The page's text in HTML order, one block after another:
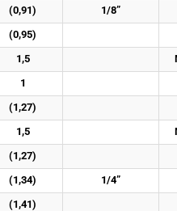
(0,91)
1/8”
(0,95)
1,5
1
(1,27)
1,5
(1,27)
(1,34)
1/4”
(1,41)